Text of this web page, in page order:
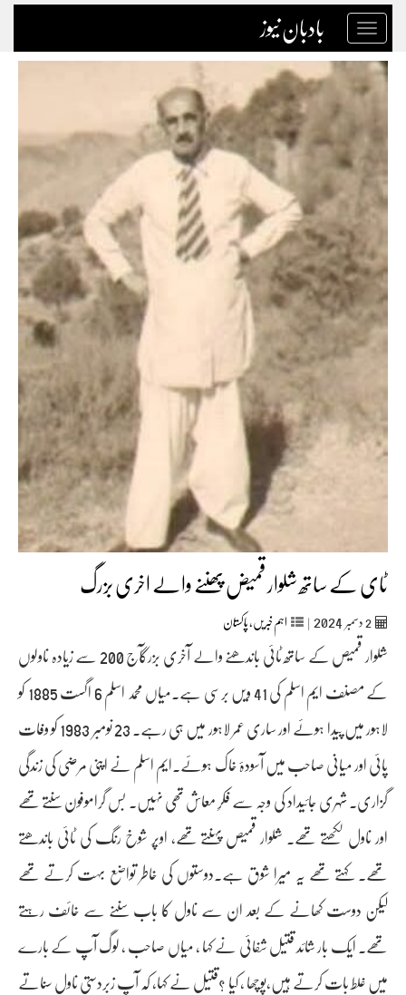
Toggle
navigationبادبان نیوز
ٹای کے ساتھ شلوار قمیض پھننے والے اخری بزرگ
2دسمبر‬‮2024
| اہم خبریں,پاکستان
شلوار قمیص کے ساتھ ٹائی باندھنے والے آخری بزرگآج 200 سے زیادہ ناولوں
کے مصنف ایم اسلم کی 41 ویں برسی ہے۔میاں محمد اسلم 6 اگست 1885 کو
لاہور میں پیدا ہوئے اور ساری عمر لاہور میں ہی رہے۔ 23 نومبر 1983 کو وفات
پائی اور میانی صاحب میں آسودۂ خاک ہوئے۔ایم اسلم نے اپنی مرضی کی زندگی
گزاری۔ شہری جائیداد کی وجہ سے فکرِ معاش تھی نہیں۔ بس گراموفون سنتے تھے
اور ناول لکھتے تھے۔ شلوار قمیص پہنتے تھے، اوپر شوخ رنگ کی ٹائی باندھتے
تھے۔ کہتے تھے یہ میرا شوق ہے۔دوستوں کی خاطر تواضع بہت کرتے تھے
لیکن دوست کھانے کے بعد ان سے ناول کا باب سننے سے خائف رہتے
تھے۔ ایک بار شائد قتیل شفائی نے کہا ، میاں صاحب ، لوگ آپ کے بارے
میں غلط بات کرتے ہیں،پوچھا ، کیا ؟قتیل نے کہا، کہ آپ زبردستی ناول سناتے